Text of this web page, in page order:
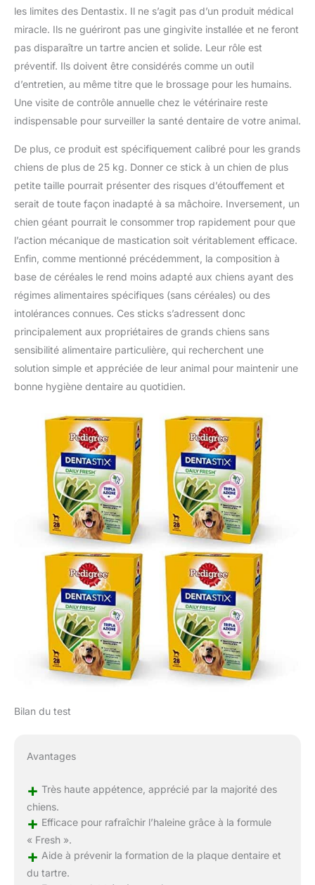
les limites des Dentastix. Il ne s’agit pas d’un produit médical
miracle. Ils ne guériront pas une gingivite installée et ne feront
pas disparaître un tartre ancien et solide. Leur rôle est
préventif. Ils doivent être considérés comme un outil
d’entretien, au même titre que le brossage pour les humains.
Une visite de contrôle annuelle chez le vétérinaire reste
indispensable pour surveiller la santé dentaire de votre animal.
De plus, ce produit est spécifiquement calibré pour les grands
chiens de plus de 25 kg. Donner ce stick à un chien de plus
petite taille pourrait présenter des risques d’étouffement et
serait de toute façon inadapté à sa mâchoire. Inversement, un
chien géant pourrait le consommer trop rapidement pour que
l’action mécanique de mastication soit véritablement efficace.
Enfin, comme mentionné précédemment, la composition à
base de céréales le rend moins adapté aux chiens ayant des
régimes alimentaires spécifiques (sans céréales) ou des
intolérances connues. Ces sticks s’adressent donc
principalement aux propriétaires de grands chiens sans
sensibilité alimentaire particulière, qui recherchent une
solution simple et appréciée de leur animal pour maintenir une
bonne hygiène dentaire au quotidien.
Bilan du test
Avantages
+ Très haute appétence, apprécié par la majorité des
chiens.
+ Efficace pour rafraîchir l’haleine grâce à la formule
« Fresh ».
+ Aide à prévenir la formation de la plaque dentaire et
du tartre.